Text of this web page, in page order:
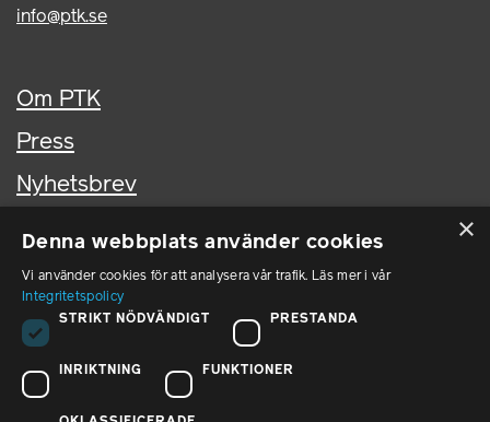
info@ptk.se
Om PTK
Press
Nyhetsbrev
In English
PTK i sociala medier
PTK på LinkedIn
×
Denna webbplats använder cookies
Vi använder cookies för att analysera vår trafik. Läs mer i vår
Integritetspolicy
STRIKT NÖDVÄNDIGT
PRESTANDA
INRIKTNING FUNKTIONER